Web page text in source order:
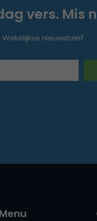
vers. Mis
Wekelijkse nieuwsbrief
Menu